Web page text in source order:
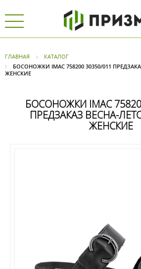
ГЛАВНАЯ
КАТАЛОГ
БОСОНОЖКИ IMAC 758200 30350/011
ЖЕНСКИЕ
БОСОНОЖКИ IMAC
ПРЕДЗАКАЗ ВЕСНА-
ЖЕНСКИЕ